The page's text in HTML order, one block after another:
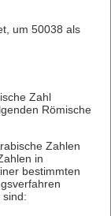
um 50038 als
Zahl
Römische
Zahlen
in
bestimmten